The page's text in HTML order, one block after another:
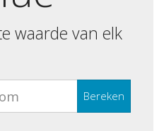
waarde van elk
Bereken